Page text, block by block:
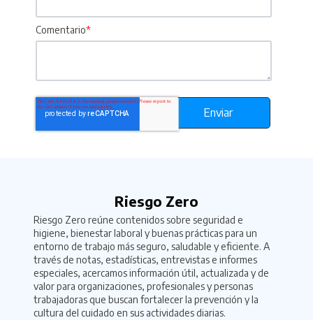
Comentario*
Riesgo Zero
Riesgo Zero reúne contenidos sobre seguridad e
higiene, bienestar laboral y buenas prácticas para un
entorno de trabajo más seguro, saludable y eficiente. A
través de notas, estadísticas, entrevistas e informes
especiales, acercamos información útil, actualizada y de
valor para organizaciones, profesionales y personas
trabajadoras que buscan fortalecer la prevención y la
cultura del cuidado en sus actividades diarias.